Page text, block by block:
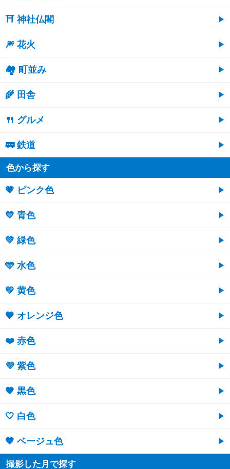
⛩ 神社仏閣
🎆 花火
🏘 町並み
🌾 田舎
🍴 グルメ
🚃 鉄道
色から探す
💗 ピンク色
💙 青色
💚 緑色
🩵 水色
💛 黄色
🧡 オレンジ色
❤️ 赤色
💜 紫色
🖤 黒色
🤍 白色
🤎 ベージュ色
撮影した月で探す